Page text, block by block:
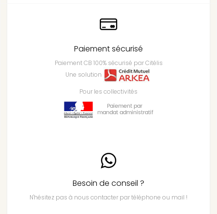
Paiement sécurisé
Paiement CB 100% sécurisé par Citélis
Une solution
Pour les collectivités
Besoin de conseil ?
N'hésitez pas à nous contacter par téléphone ou mail !